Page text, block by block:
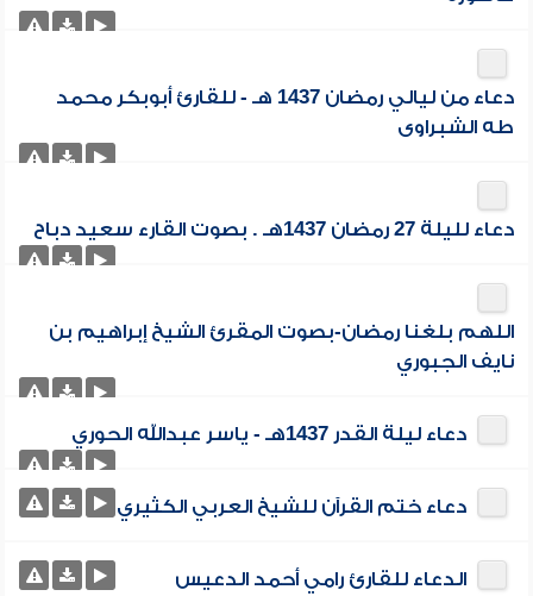
دعاء من ليالي رمضان 1437 هـ - للقارئ أبوبكر محمد
طه الشبراوى
دعاء لليلة 27 رمضان 1437هـ . بصوت القارء سعيد دباح
اللهم بلغنا رمضان-بصوت المقرئ الشيخ إبراهيم بن
نايف الجبوري
دعاء ليلة القدر 1437هـ - ياسر عبدالله الحوري
دعاء ختم القرآن للشيخ العربي الكثيري
الدعاء للقارئ رامي أحمد الدعيس